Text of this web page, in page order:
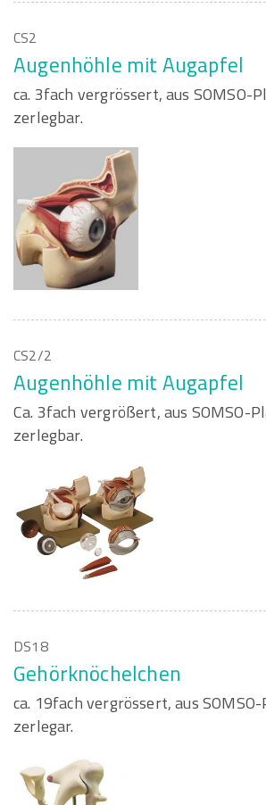
CS2
Augenhöhle mit Augapfel
ca. 3fach vergrössert, aus SOMSO-
zerlegbar.
CS2/2
Augenhöhle mit Augapfel
Ca. 3fach vergrößert, aus SOMSO-
zerlegbar.
DS18
Gehörknöchelchen
ca. 19fach vergrössert, aus
zerlegar.